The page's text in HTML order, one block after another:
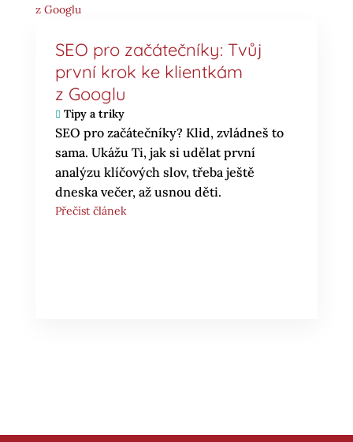
SEO pro začátečníky: Tvůj
první krok ke klientkám
z Googlu
Tipy a triky
SEO pro začátečníky? Klid, zvládneš to
sama. Ukážu Ti, jak si udělat první
analýzu klíčových slov, třeba ještě
dneska večer, až usnou děti.
Přečíst článek